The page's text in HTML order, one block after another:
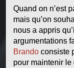
Quand on n’est
mais qu’on
nous a appris
argumentations
Brandoconsiste
pour maintenir